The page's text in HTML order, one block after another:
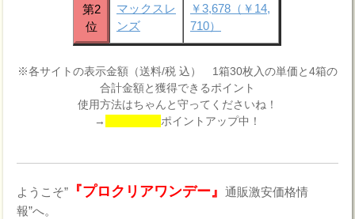
第2
位
マックスレ
ンズ
￥3,678（￥14,
710）
※各サイトの表示金額（送料/税 込） 1箱30枚入の単価と4箱の
合計金額と獲得できるポイント
使用方法はちゃんと守ってくださいね！
→
ポイントアップ中！
ようこそ” 『プロクリアワンデー』通販激安価格情
報”へ。